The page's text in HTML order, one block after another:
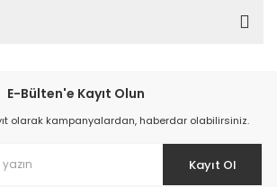
E-Bülten'e Kayıt Olun
olarak kampanyalardan, haberdar olabilirsiniz.
Kayıt Ol